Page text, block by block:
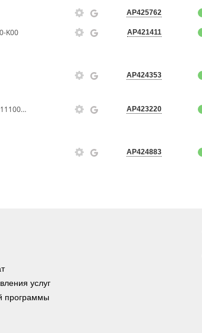
AP425762
K00 AP421411
AP424353
Бачок расширительный (1311100-K00) L-1311100-K00 LYKMC AP423220
AP424883
услуг
программы